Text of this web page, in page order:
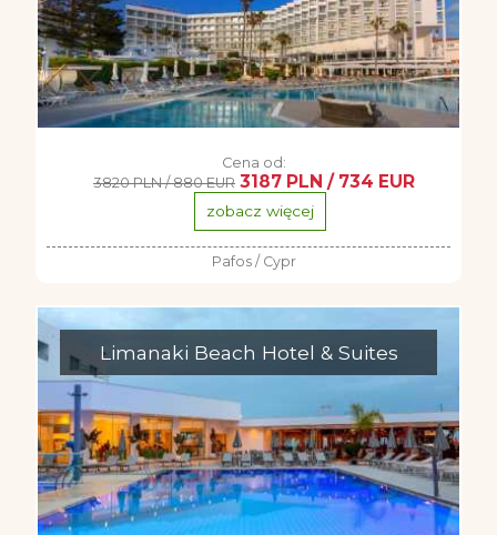
Cena od:
3820 PLN / 880 EUR 3187 PLN / 734 EUR
zobacz więcej
Pafos / Cypr
Limanaki Beach Hotel & Suites